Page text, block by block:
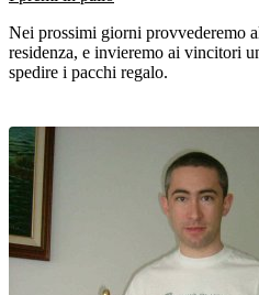
Nei prossimi giorni provvederemo
residenza, e invieremo ai vincitori
spedire i pacchi regalo.